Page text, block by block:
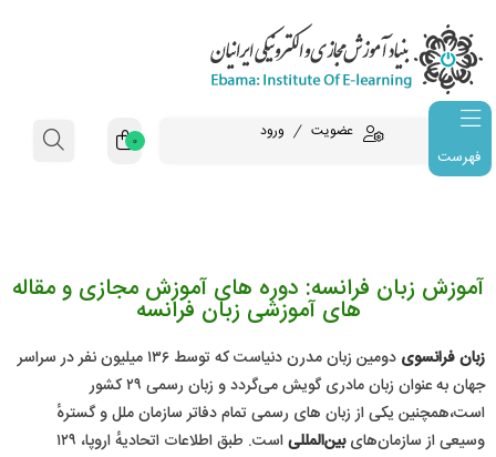
عضویت ورود 0
فهرست
آموزش زبان فرانسه: دوره های آموزش مجازی و مقاله
های آموزشی زبان فرانسه
زبان فرانسوی
دومین زبان مدرن دنیاست که توسط ۱۳۶ میلیون نفر در سراسر
جهان به عنوان زبان مادری گویش می‌گردد و زبان رسمی ۲۹ کشور
است،همچنین یکی از زبان های رسمی تمام دفاتر سازمان ملل و گسترهٔ
وسیعی از سازمان‌هایبین‌المللی
است. طبق اطلاعات اتحادیهٔ اروپا، ۱۲۹